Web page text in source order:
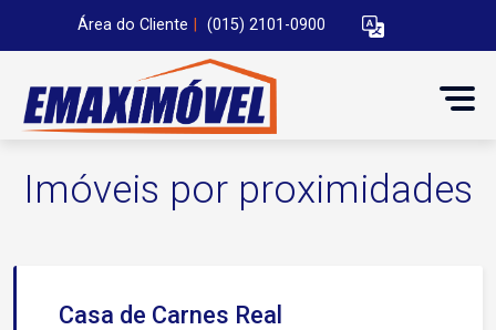
Área do Cliente (015) 2101-0900
Imóveis por proximidades
Casa de Carnes Real